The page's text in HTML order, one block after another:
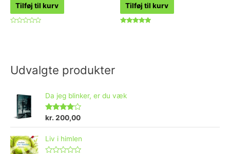
Tilføj til kurv Tilføj til kurv
Udvalgte produkter
Da jeg blinker, er du væk
Vurderet
ud af 5
kr. 200,00
Liv i himlen